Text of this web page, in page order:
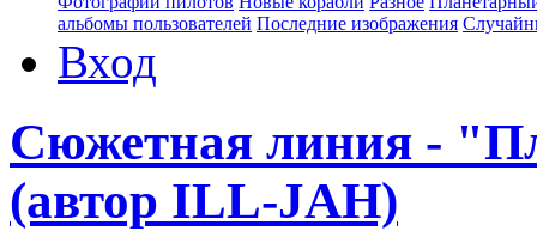
альбомы пользователей Последние изображения
Вход
Сюжетная линия -
(автор ILL-JAH)